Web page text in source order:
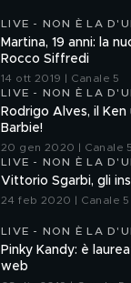
LIVE - NON È LA
Martina, 19 anni: la
Rocco Siffredi
14 ott 2019 | Canale 5
LIVE - NON È LA
Rodrigo Alves, il
Barbie!
20 gen 2020 | Canale 5
LIVE - NON È LA
Vittorio Sgarbi, gli
24 feb 2020 | Canale 5
LIVE - NON È LA
Pinky Kandy: è
web